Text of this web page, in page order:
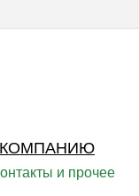
и прочее